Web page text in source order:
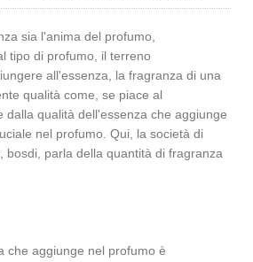
sia l'anima del profumo,
tipo di profumo, il terreno
all'essenza, la fragranza di una
qualità come, se piace al
dalla qualità dell'essenza che aggiunge
nel profumo. Qui, la società di
bosdi, parla della quantità di fragranza
che aggiunge nel profumo è